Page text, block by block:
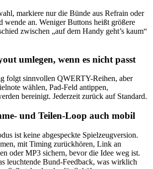
markiere nur die Bünde aus Refrain oder
wende an. Weniger Buttons heißt größere
zwischen „auf dem Handy geht’s kaum“
umlegen, wenn es nicht passt
folgt sinnvollen QWERTY-Reihen, aber
wählen, Pad-Feld antippen,
bereinigt. Jederzeit zurück auf Standard.
und Teilen-Loop auch mobil
ist keine abgespeckte Spielzeugversion.
mit Timing zurückhören, Link an
oder MP3 sichern, bevor die Idee weg ist.
leuchtende Bund-Feedback, was wirklich